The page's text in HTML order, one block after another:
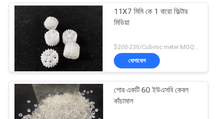
11X7 মিমি কে 1 বায়ো ফিল্টার
মিডিয়া
$200-230/Cubmic meter MOQ:1CubmicMeter
যোগাযোগ
শোর একটি 60 ইউএসবি কেবল
কাঁচামাল